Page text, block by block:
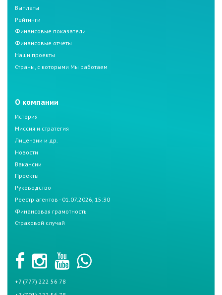
Выплаты
Рейтинги
Финансовые показатели
Финансовые отчеты
Наши проекты
Страны, с которыми Мы работаем
О компании
История
Миссия и стратегия
Лицензии и др.
Новости
Вакансии
Проекты
Руководство
Реестр агентов - 01.07.2026, 15:30
Финансовая грамотность
Страховой случай
+7 (777) 222 56 78